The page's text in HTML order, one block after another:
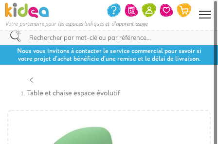
Votre partenaire pour les espaces ludiques et d'apprentissage
Nous vous invitons à contacter le service commercial pour savoir si
votre projet d’achat bénéficie d’une remise et le délai de livraison.
Table et chaise espace évolutif